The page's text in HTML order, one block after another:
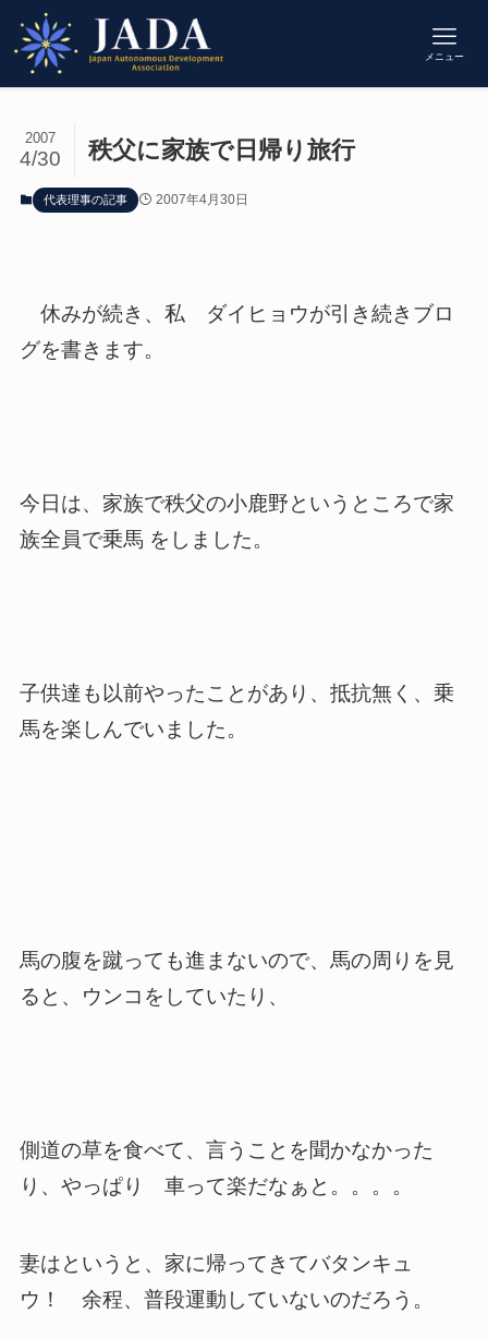
メニュー
秩父に家族で日帰り旅行
2007
4/30
代表理事の記事 2007年4月30日
休みが続き、私 ダイヒョウが引き続きブロ
グを書きます。
今日は、家族で秩父の小鹿野というところで家
族全員で乗馬 をしました。
子供達も以前やったことがあり、抵抗無く、乗
馬を楽しんでいました。
馬の腹を蹴っても進まないので、馬の周りを見
ると、ウンコをしていたり、
側道の草を食べて、言うことを聞かなかった
り、やっぱり 車って楽だなぁと。。。。
妻はというと、家に帰ってきてバタンキュ
ウ！ 余程、普段運動していないのだろう。